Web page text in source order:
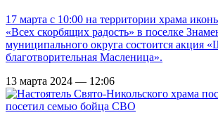
17 марта с 10:00 на территории храма
«Всех скорбящих радость» в поселке
муниципального округа состоится акция
благотворительная Масленица».
13 марта 2024 — 12:06